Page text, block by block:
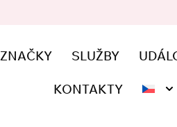
ZNAČKY SLUŽBY
KONTAKTY